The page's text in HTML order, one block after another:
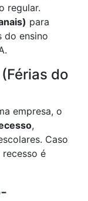
regular.
para
do ensino
do
empresa, o
,
Caso
é